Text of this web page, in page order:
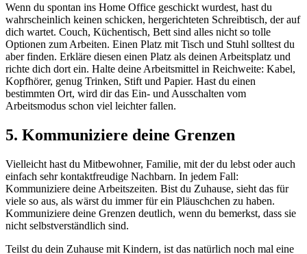
Wenn du spontan ins Home Office geschickt wurdest, hast du
wahrscheinlich keinen schicken, hergerichteten Schreibtisch, der auf
dich wartet. Couch, Küchentisch, Bett sind alles nicht so tolle
Optionen zum Arbeiten. Einen Platz mit Tisch und Stuhl solltest du
aber finden. Erkläre diesen einen Platz als deinen Arbeitsplatz und
richte dich dort ein. Halte deine Arbeitsmittel in Reichweite: Kabel,
Kopfhörer, genug Trinken, Stift und Papier. Hast du einen
bestimmten Ort, wird dir das Ein- und Ausschalten vom
Arbeitsmodus schon viel leichter fallen.
5. Kommuniziere deine Grenzen
Vielleicht hast du Mitbewohner, Familie, mit der du lebst oder auch
einfach sehr kontaktfreudige Nachbarn. In jedem Fall:
Kommuniziere deine Arbeitszeiten. Bist du Zuhause, sieht das für
viele so aus, als wärst du immer für ein Pläuschchen zu haben.
Kommuniziere deine Grenzen deutlich, wenn du bemerkst, dass sie
nicht selbstverständlich sind.
Teilst du dein Zuhause mit Kindern, ist das natürlich noch mal eine